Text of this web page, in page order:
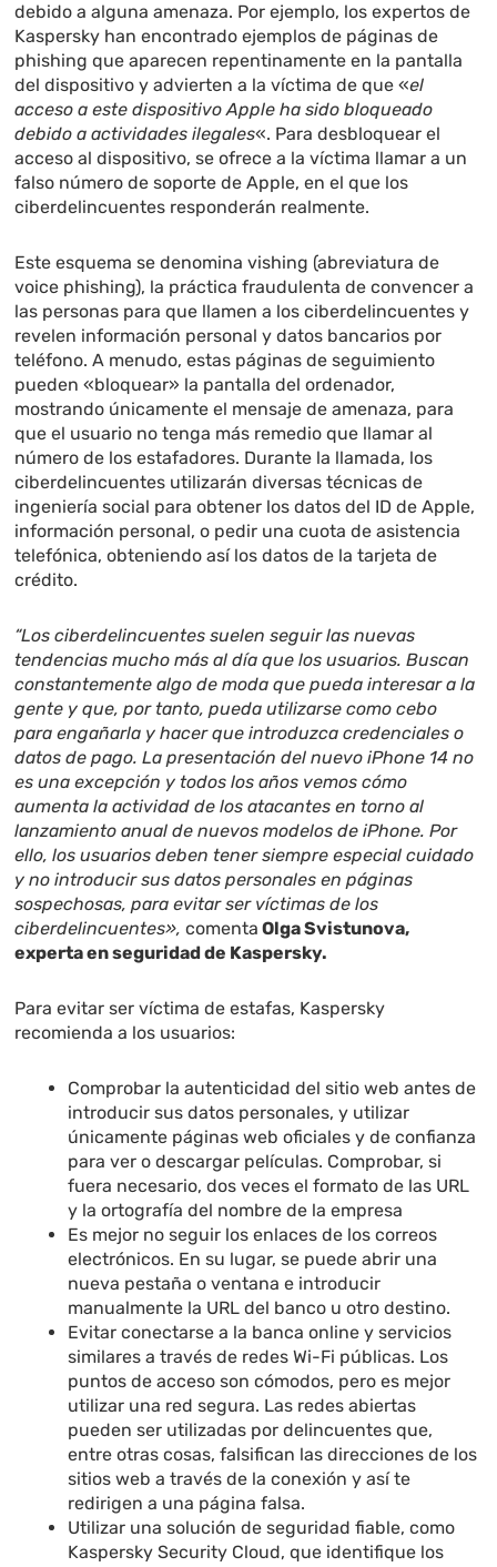
debido a alguna amenaza. Por ejemplo, los expertos de
Kaspersky han encontrado ejemplos de páginas de
phishing que aparecen repentinamente en la pantalla
del dispositivo y advierten a la víctima de que «el
acceso a este dispositivo Apple ha sido bloqueado
debido a actividades ilegales«. Para desbloquear el
acceso al dispositivo, se ofrece a la víctima llamar a un
falso número de soporte de Apple, en el que los
ciberdelincuentes responderán realmente.
Este esquema se denomina vishing (abreviatura de
voice phishing), la práctica fraudulenta de convencer a
las personas para que llamen a los ciberdelincuentes y
revelen información personal y datos bancarios por
teléfono. A menudo, estas páginas de seguimiento
pueden «bloquear» la pantalla del ordenador,
mostrando únicamente el mensaje de amenaza, para
que el usuario no tenga más remedio que llamar al
número de los estafadores. Durante la llamada, los
ciberdelincuentes utilizarán diversas técnicas de
ingeniería social para obtener los datos del ID de Apple,
información personal, o pedir una cuota de asistencia
telefónica, obteniendo así los datos de la tarjeta de
crédito.
“Los ciberdelincuentes suelen seguir las nuevas
tendencias mucho más al día que los usuarios. Buscan
constantemente algo de moda que pueda interesar a la
gente y que, por tanto, pueda utilizarse como cebo
para engañarla y hacer que introduzca credenciales o
datos de pago. La presentación del nuevo iPhone 14 no
es una excepción y todos los años vemos cómo
aumenta la actividad de los atacantes en torno al
lanzamiento anual de nuevos modelos de iPhone. Por
ello, los usuarios deben tener siempre especial cuidado
y no introducir sus datos personales en páginas
sospechosas, para evitar ser víctimas de los
ciberdelincuentes»,comenta Olga Svistunova,
experta en seguridad de Kaspersky.
Para evitar ser víctima de estafas, Kaspersky
recomienda a los usuarios:
Comprobar la autenticidad del sitio web antes de
introducir sus datos personales, y utilizar
únicamente páginas web oficiales y de confianza
para ver o descargar películas. Comprobar, si
fuera necesario, dos veces el formato de las URL
y la ortografía del nombre de la empresa
Es mejor no seguir los enlaces de los correos
electrónicos. En su lugar, se puede abrir una
nueva pestaña o ventana e introducir
manualmente la URL del banco u otro destino.
Evitar conectarse a la banca online y servicios
similares a través de redes Wi-Fi públicas. Los
puntos de acceso son cómodos, pero es mejor
utilizar una red segura. Las redes abiertas
pueden ser utilizadas por delincuentes que,
entre otras cosas, falsifican las direcciones de los
sitios web a través de la conexión y así te
redirigen a una página falsa.
Utilizar una solución de seguridad fiable, como
Kaspersky Security Cloud, que identifique los